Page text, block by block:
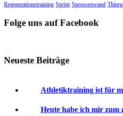
Regenerationstraining Sprint Sprossenwand
Folge uns auf Facebook
Neueste Beiträge
Athletiktraining ist für
Heute habe ich mir zum